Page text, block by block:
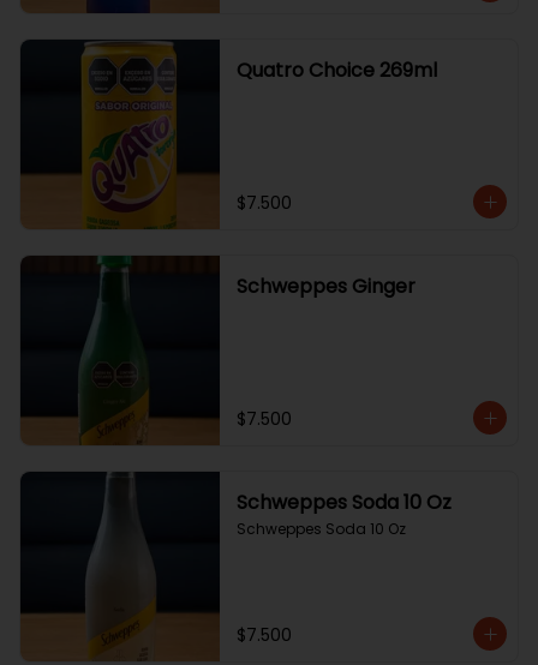
Quatro Choice 269ml
$7.500
Schweppes Ginger
$7.500
Schweppes Soda 10 Oz
Schweppes Soda 10 Oz
$7.500